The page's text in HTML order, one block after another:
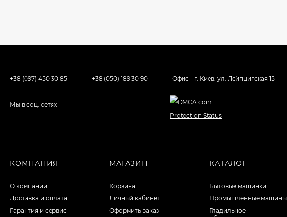
+38 (097) 450 30 85 +38 (050) 189 30 90 Офис - г. Киев, ул. Лейпцигская 15
Мы в соц. сетях
КОМПАНИЯ
О компании
Доставка и оплата
Гарантия и сервис
МАГАЗИН
Корзина
Личный кабинет
Оформить заказ
КАТАЛОГ
Бытовые машинки
Промышленные машины
Гладильное